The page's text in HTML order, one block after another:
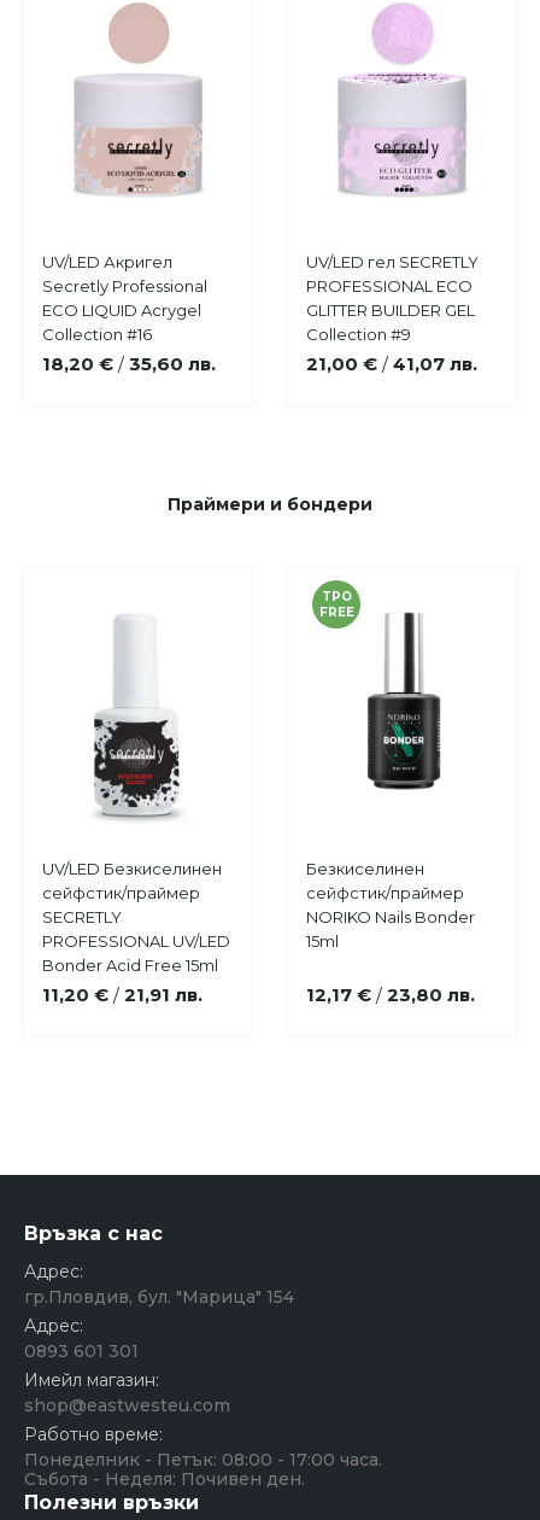
Добави
в
любими
Купи
UV/LED Акригел
Secretly Professional
ECO LIQUID Acrygel
Collection #16
18,20 € / 35,60 лв.
Добави
в
любими
Купи
UV/LED гел SECRETLY
PROFESSIONAL ECO
GLITTER BUILDER GEL
Collection #9
21,00 € / 41,07 лв.
Праймери и бондери
в
Купи
UV/LED Безкиселинен
сейфстик/праймер
SECRETLY
PROFESSIONAL UV/LED
Bonder Acid Free 15ml
11,20 € / 21,91 лв.
TPO
FREE
в
любими
Купи
Безкиселинен
сейфстик/праймер
NORIKO Nails Bonder
15ml
12,17 € / 23,80 лв.
Връзка с нас
Адрес:
гр.Пловдив, бул. "Марица" 154
Адрес:
0893 601 301
Имейл магазин:
shop@eastwesteu.com
Работно време:
Понеделник - Петък: 08:00 - 17:00 часа.
Събота - Неделя: Почивен ден.
Полезни връзки